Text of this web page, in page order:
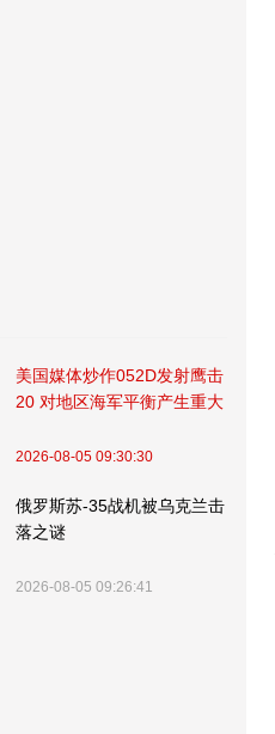
美国媒体炒作052D发射鹰击
20 对地区海军平衡产生重大
2026-08-05 09:30:30
俄罗斯苏-35战机被乌克兰击
落之谜
2026-08-05 09:26:41